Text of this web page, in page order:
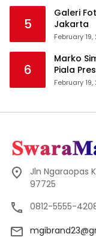
5
Galeri
Jakarta
February 19,
6
Marko
Piala
February 19,
Jln Ngaraopas
97725
0812-5555-